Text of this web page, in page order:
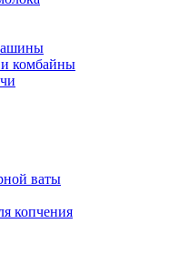
комбайны
ваты
копчения